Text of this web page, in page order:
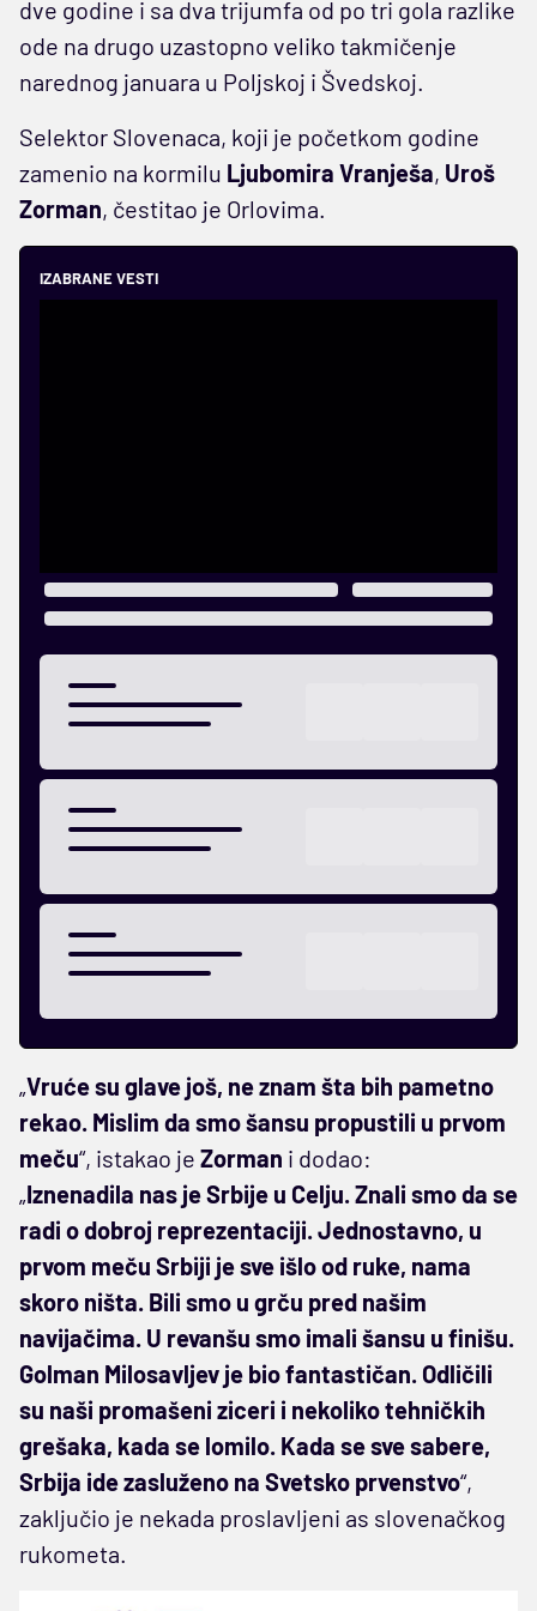
dve godine i sa dva trijumfa od po tri gola razlike
ode na drugo uzastopno veliko takmičenje
narednog januara u Poljskoj i Švedskoj.
Selektor Slovenaca, koji je početkom godine
zamenio na kormilu Ljubomira Vranješa, Uroš
Zorman, čestitao je Orlovima.
IZABRANE VESTI
„Vruće su glave još, ne znam šta bih pametno
rekao. Mislim da smo šansu propustili u prvom
meču“, istakao je Zorman i dodao:
„Iznenadila nas je Srbije u Celju. Znali smo da se
radi o dobroj reprezentaciji. Jednostavno, u
prvom meču Srbiji je sve išlo od ruke, nama
skoro ništa. Bili smo u grču pred našim
navijačima. U revanšu smo imali šansu u finišu.
Golman Milosavljev je bio fantastičan. Odličili
su naši promašeni ziceri i nekoliko tehničkih
grešaka, kada se lomilo. Kada se sve sabere,
Srbija ide zasluženo na Svetsko prvenstvo“,
zaključio je nekada proslavljeni as slovenačkog
rukometa.